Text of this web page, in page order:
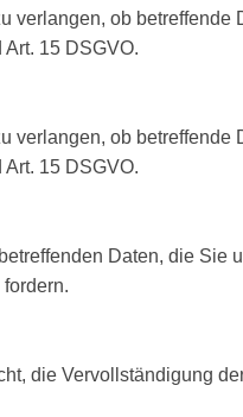
verlangen, ob
15 DSGVO.
verlangen, ob
15 DSGVO.
Daten, die
die Vervollständigung